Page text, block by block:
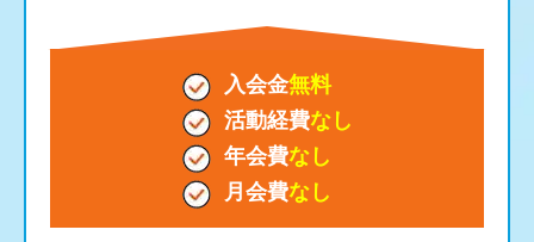
入会金無料
活動経費なし
年会費なし
月会費なし